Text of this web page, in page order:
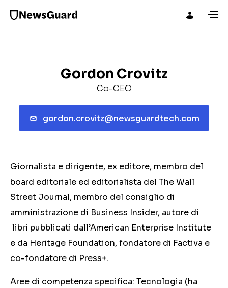
Gordon Crovitz
Co-CEO
gordon.crovitz@newsguardtech.com
Giornalista e dirigente, ex editore, membro del
board editoriale ed editorialista del The Wall
Street Journal, membro del consiglio di
amministrazione di Business Insider, autore di
libri pubblicati dall’American Enterprise Institute
e da Heritage Foundation, fondatore di Factiva e
co-fondatore di Press+.
Aree di competenza specifica: Tecnologia (ha